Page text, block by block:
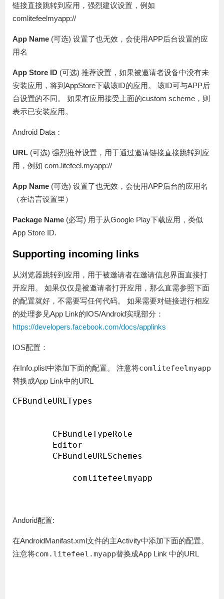
链接直接跳转到应用，强烈建议设置，例如
comlitefeelmyapp://
App Name (可选) 设置了也无效，会使用APP后台设置的应
用名
App Store ID (可选) 推荐设置，如果被邀请者设备中没有未
安装应用，将到AppStore下载该ID的应用。 该ID可与APP后
台设置的不同。 如果有应用接受上面的custom scheme，则
表示已安装应用。
Android Data：
URL (可选) 强烈推荐设置，用于通过邀请链接直接跳转到应
用，例如 com.litefeel.myapp://
App Name (可选) 设置了也无效，会使用APP后台的应用名
（在语言设置里）
Package Name (必写) 用于从Google Play下载应用，类似
App Store ID.
Supporting incoming links
从浏览器跳转到应用，用于被邀请者在邀请信息界面直接打
开应用。 如果仅仅是被邀请者打开应用，那么直需参照下面
的配置就好，不需要写任何代码。 如果需要对链接进行相应
的处理参见App Link的IOS/Android实现部分：
https://developers.facebook.com/docs/applinks
IOS配置：
在Info.plist中添加下面的配置。 注意将comlitefeelmyapp
替换成App Link中的URL
CFBundleURLTypes
Andorid配置:
在AndroidManifast.xml文件的主Activity中添加下面的配置。
注意将com.litefeel.myapp替换成App Link 中的URL